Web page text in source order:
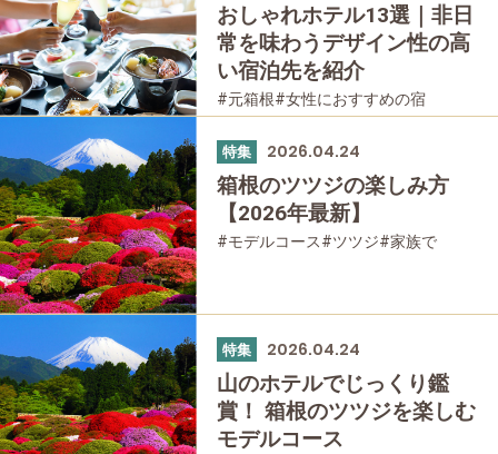
おしゃれホテル13選｜非日
常を味わうデザイン性の高
い宿泊先を紹介
#元箱根#女性におすすめの宿
#箱根湯本#宮ノ下#強羅#仙石原
#桃源台#温泉#友人グループで
#宿泊
特集 2026.04.24
箱根のツツジの楽しみ方
【2026年最新】
#モデルコース#ツツジ#家族で
特集 2026.04.24
山のホテルでじっくり鑑
賞！ 箱根のツツジを楽しむ
モデルコース